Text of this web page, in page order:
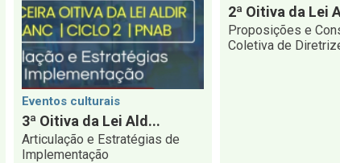
Eventos culturais
3ª Oitiva da Lei Ald...
Articulação e Estratégias de
Implementação
2ª Oitiva da Lei
Proposições e
Coletiva de